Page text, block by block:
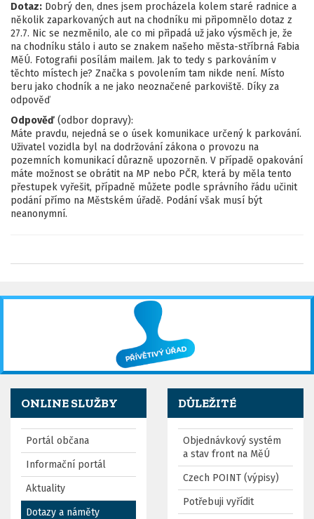
Dotaz: Dobrý den, dnes jsem procházela kolem staré radnice a
několik zaparkovaných aut na chodníku mi připomnělo dotaz z
27.7. Nic se nezměnilo, ale co mi připadá už jako výsměch je, že
na chodníku stálo i auto se znakem našeho města-stříbrná Fabia
MěÚ. Fotografii posílám mailem. Jak to tedy s parkováním v
těchto místech je? Značka s povolením tam nikde není. Místo
beru jako chodník a ne jako neoznačené parkoviště. Díky za
odpověď
Odpověď (odbor dopravy):
Máte pravdu, nejedná se o úsek komunikace určený k parkování.
Uživatel vozidla byl na dodržování zákona o provozu na
pozemních komunikací důrazně upozorněn. V případě opakování
máte možnost se obrátit na MP nebo PČR, která by měla tento
přestupek vyřešit, případně můžete podle správního řádu učinit
podání přímo na Městském úřadě. Podání však musí být
neanonymní.
ONLINE SLUŽBY
Portál občana
Informační portál
Aktuality
Dotazy a náměty
DŮLEŽITÉ
Objednávkový systém
a stav front na MěÚ
Czech POINT (výpisy)
Potřebuji vyřídit